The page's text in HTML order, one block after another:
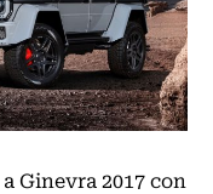
Ginevra 2017 con